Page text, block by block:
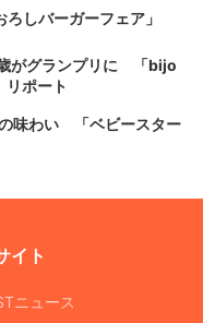
しバーガーフェア」
がグランプリに 「bijo
ポート
味わい 「ベビースター
イト
ニュース